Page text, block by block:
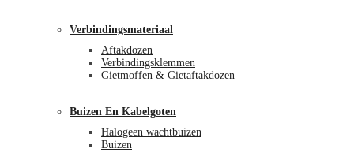
Verbindingsmateriaal
Aftakdozen
Verbindingsklemmen
Gietmoffen & Gietaftakdozen
Buizen En Kabelgoten
Halogeen wachtbuizen
Buizen